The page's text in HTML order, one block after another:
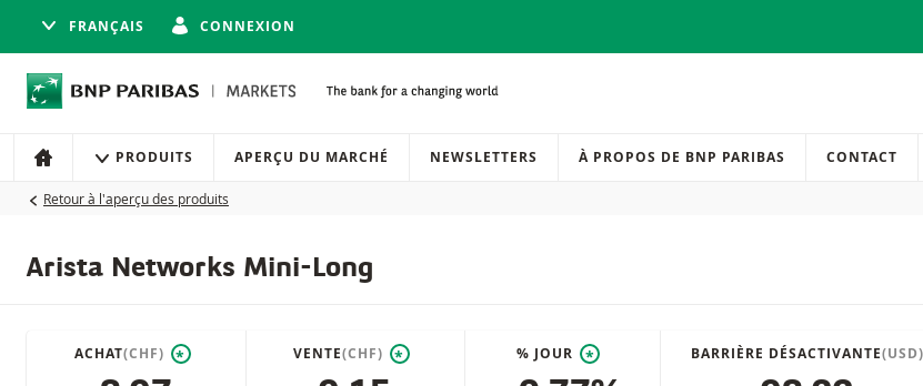
FRANÇAIS CONNEXION
Navigation
Navigation sur le site
ACCUEIL PRODUITS APERÇU DU MARCHÉ NEWSLETTERS À PROPOS DE BNP PARIBAS CONTACT
Retour à l'aperçu des produits
Arista Networks Mini-Long
ACHAT(CHF) * VENTE(CHF) * % JOUR * BARRIÈRE DÉSACTIVANTE(USD)